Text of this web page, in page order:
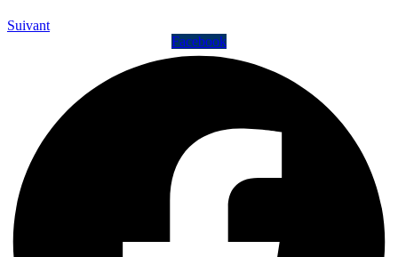
Suivant
Facebook